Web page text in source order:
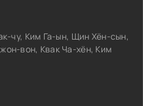
чу, Ким Га-ын, Щин Хён-сын,
вон, Квак Ча-хён, Ким